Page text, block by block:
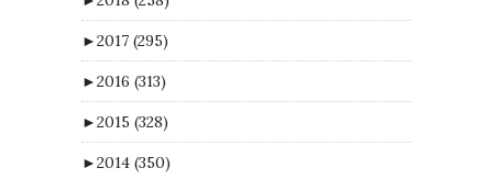
►2017 (295)
►2016 (313)
►2015 (328)
►2014 (350)